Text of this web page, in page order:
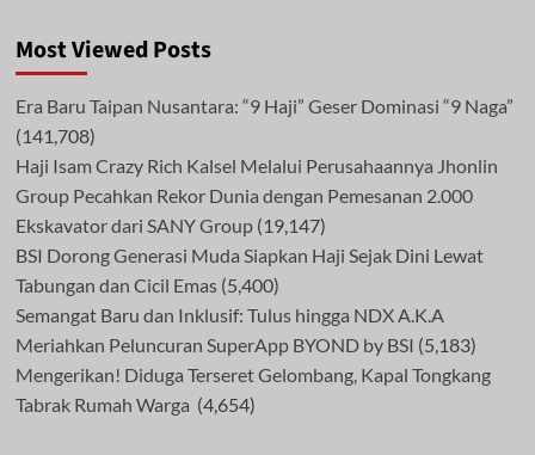
Most Viewed Posts
Era Baru Taipan Nusantara: “9 Haji” Geser Dominasi “9 Naga”
(141,708)
Haji Isam Crazy Rich Kalsel Melalui Perusahaannya Jhonlin
Group Pecahkan Rekor Dunia dengan Pemesanan 2.000
Ekskavator dari SANY Group (19,147)
BSI Dorong Generasi Muda Siapkan Haji Sejak Dini Lewat
Tabungan dan Cicil Emas (5,400)
Semangat Baru dan Inklusif: Tulus hingga NDX A.K.A
Meriahkan Peluncuran SuperApp BYOND by BSI (5,183)
Mengerikan! Diduga Terseret Gelombang, Kapal Tongkang
Tabrak Rumah Warga (4,654)